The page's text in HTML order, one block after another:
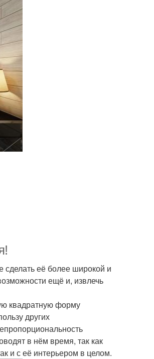
сделать её более широкой и
ещё и, извлечь
квадратную форму
других
в нём время, так как
и с её интерьером в целом.